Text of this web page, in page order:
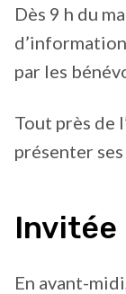
Dès 9 h du
par les
Tout près de
présenter
Invitée
En avant-